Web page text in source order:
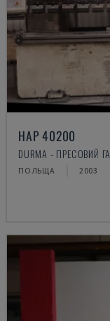
HAP 40200
DURMA - ПРЕСОВИЙ
ПОЛЬЩА 2003